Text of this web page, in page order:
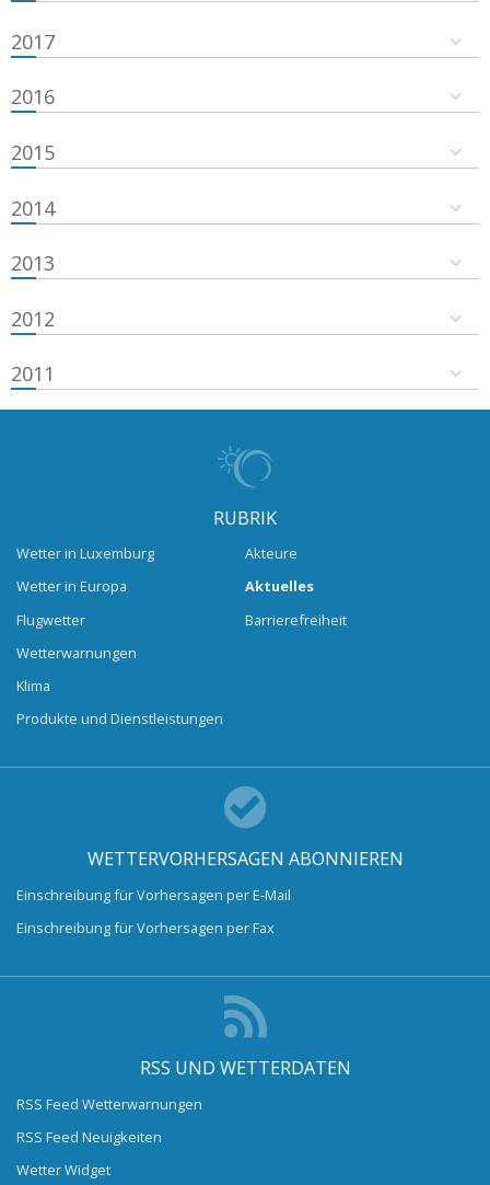
2017
2016
2015
2014
2013
2012
2011
RUBRIK
Wetter in Luxemburg
Wetter in Europa
Flugwetter
Wetterwarnungen
Klima
Produkte und Dienstleistungen
Akteure
Aktuelles
Barrierefreiheit
WETTERVORHERSAGEN ABONNIEREN
Einschreibung für Vorhersagen per E-Mail
Einschreibung für Vorhersagen per Fax
RSS UND WETTERDATEN
RSS Feed Wetterwarnungen
RSS Feed Neuigkeiten
Wetter Widget